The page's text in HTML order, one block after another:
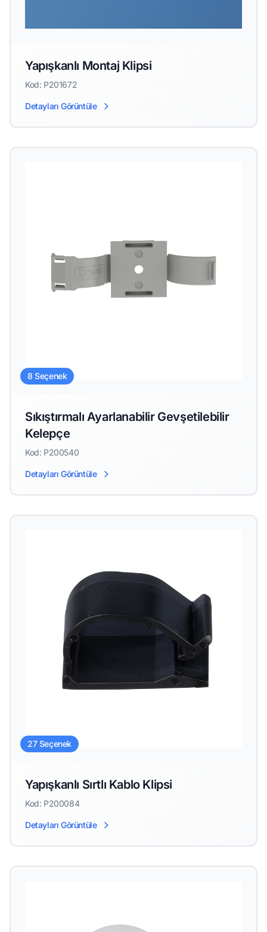
Yapışkanlı Montaj Klipsi
Kod: P201672
Detayları Görüntüle
8 Seçenek
Sıkıştırmalı Ayarlanabilir Gevşetilebilir
Kelepçe
Kod: P200540
Detayları Görüntüle
27 Seçenek
Yapışkanlı Sırtlı Kablo Klipsi
Kod: P200084
Detayları Görüntüle